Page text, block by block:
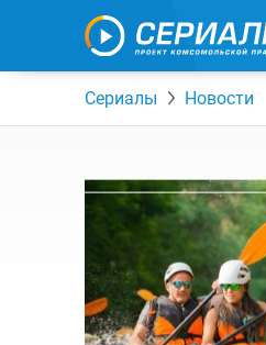
Сериалы Новости